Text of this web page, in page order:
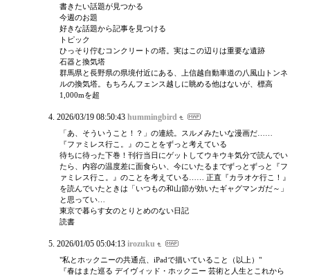
書きたい話題が見つかる
今週のお題
好きな話題から記事を見つける
トピック
ひっそり佇むコンクリートの塔。実はこの辺りは重要な遺跡
石器と換気塔
群馬県と長野県の県境付近にある、上信越自動車道の八風山トンネ
ルの換気塔。もちろんフェンス越しに眺める他はないが、標高
1,000mを超
2026/03/19 08:50:43 hummingbird
「あ、そういうこと！？」の連続。スルメみたいな漫画だ……
『ファミレス行こ。』のことをずっと考えている
待ちに待った下巻！刊行当日にゲットしてウキウキ気分で読んでい
たら、内容の温度差に面食らい、今にいたるまでずっとずっと『フ
ァミレス行こ。』のことを考えている…… 正直『カラオケ行こ！』
を読んでいたときは「いつもの和山節が効いたギャグマンガだ～」
と思ってい…
東京で暮らす女のとりとめのない日記
読書
2026/01/05 05:04:13 irozuku
"私とホックニーの共通点、iPadで描いていること（以上）"
『春はまた巡る デイヴィッド・ホックニー 芸術と人生とこれから